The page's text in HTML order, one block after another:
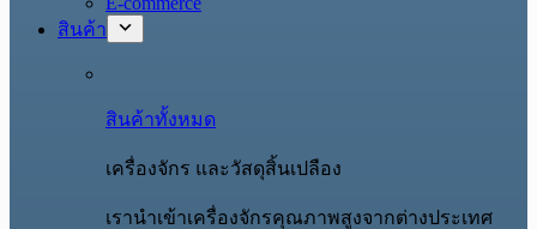
สินค้า
สินค้าทั้งหมด
เครื่องจักร และวัสดุสิ้นเปลือง
เรานำเข้าเครื่องจักรคุณภาพสูงจากต่างประเทศ